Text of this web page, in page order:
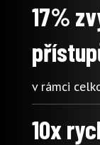
17%
v rámci
10x